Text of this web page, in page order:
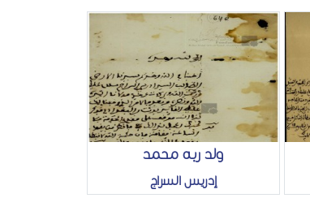
ولد ربه محمد
إدريس السراج